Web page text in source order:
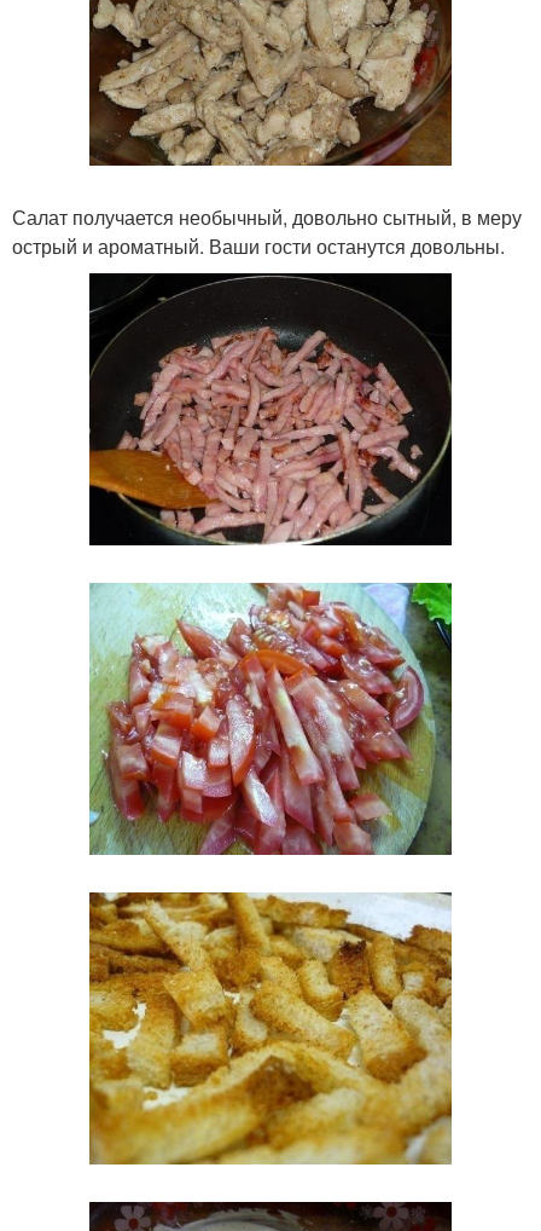
Салат получается необычный, довольно сытный, в меру
острый и ароматный. Ваши гости останутся довольны.